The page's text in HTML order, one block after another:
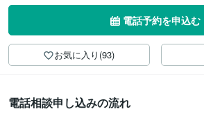
電話予約を申込む
お気に入り(93)
電話相談申し込みの流れ